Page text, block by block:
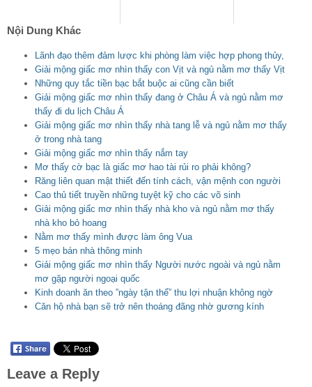
Nội Dung Khác
Lãnh đạo thêm đảm lược khi phòng làm việc hợp phong thủy,
Giải mộng giấc mơ nhìn thấy con Vịt và ngủ nằm mơ thấy Vịt
Những quy tắc tiền bạc bắt buộc ai cũng cần biết
Giải mộng giấc mơ nhìn thấy đang ở Châu Á và ngủ nằm mơ
thấy đi du lịch Châu Á
Giải mộng giấc mơ nhìn thấy nhà tang lễ và ngủ nằm mơ thấy
ở trong nhà tang
Giải mộng giấc mơ nhìn thấy nắm tay
Mơ thấy cờ bạc là giấc mơ hao tài rủi ro phải không?
Răng liên quan mật thiết đến tính cách, vận mệnh con người
Cao thủ tiết truyền những tuyệt kỹ cho các võ sinh
Giải mộng giấc mơ nhìn thấy nhà kho và ngủ nằm mơ thấy
nhà kho bỏ hoang
Nằm mơ thấy mình được làm ông Vua
5 mẹo bán nhà thông minh
Giải mộng giấc mơ nhìn thấy Người nước ngoài và ngủ nằm
mơ gặp người ngoại quốc
Kinh doanh ăn theo ”ngày tận thế” thu lợi nhuận không ngờ
Căn hộ nhà bạn sẽ trở nên thoáng đãng nhờ gương kính
Leave a Reply